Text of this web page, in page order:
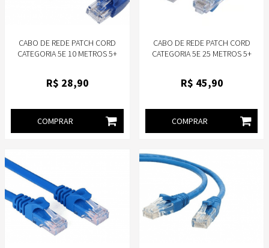
CABO DE REDE PATCH CORD
CATEGORIA 5E 10 METROS 5+
R$ 28,90
COMPRAR
CABO DE REDE PATCH CORD
CATEGORIA 5E 25 METROS 5+
R$ 45,90
COMPRAR